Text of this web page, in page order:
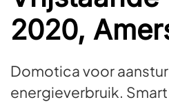
2020,
Domotica voor
energieverbruik.